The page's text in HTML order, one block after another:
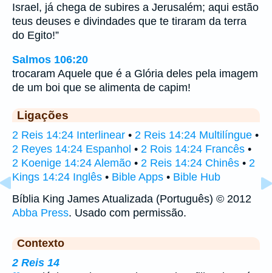
Israel, já chega de subires a Jerusalém; aqui estão
teus deuses e divindades que te tiraram da terra
do Egito!”
Salmos 106:20
trocaram Aquele que é a Glória deles pela imagem
de um boi que se alimenta de capim!
Ligações
2 Reis 14:24 Interlinear • 2 Reis 14:24 Multilíngue •
2 Reyes 14:24 Espanhol • 2 Rois 14:24 Francês •
2 Koenige 14:24 Alemão • 2 Reis 14:24 Chinês • 2
Kings 14:24 Inglês • Bible Apps • Bible Hub
Bíblia King James Atualizada (Português) © 2012
Abba Press. Usado com permissão.
Contexto
2 Reis 14